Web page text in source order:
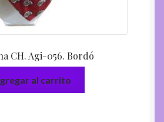
CH. Agi-056. Bordó
al carrito